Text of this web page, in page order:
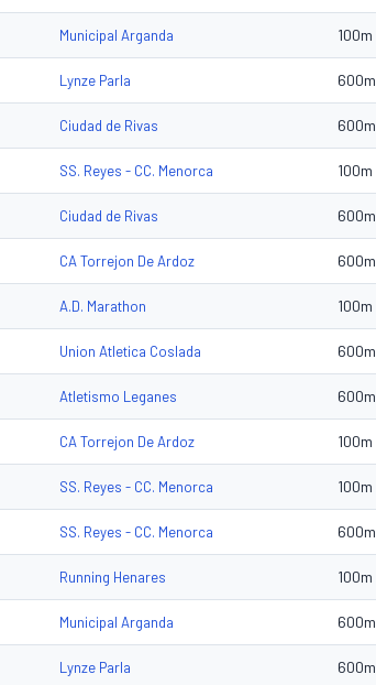
Municipal Arganda 100m
Lynze Parla 600m
Ciudad de Rivas 600m
SS. Reyes - CC. Menorca 100m
Ciudad de Rivas 600m
CA Torrejon De Ardoz 600m
A.D. Marathon 100m
Union Atletica Coslada 600m
Atletismo Leganes 600m
CA Torrejon De Ardoz 100m
SS. Reyes - CC. Menorca 100m
SS. Reyes - CC. Menorca 600m
Running Henares 100m
Municipal Arganda 600m
Lynze Parla 600m